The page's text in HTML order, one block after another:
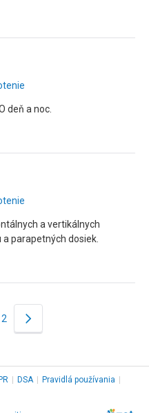
deň a noc.
a vertikálnych
parapetných dosiek.
2
DSA Pravidlá používania